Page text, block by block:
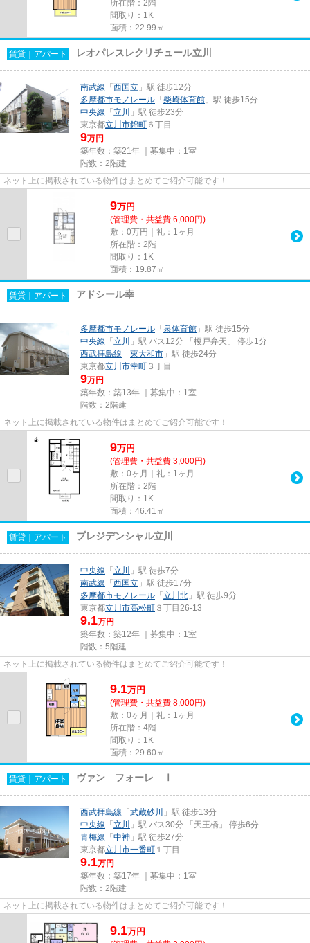
所在階：2階
間取り：1K
面積：22.99㎡
賃貸｜アパート レオパレスレクリチュール立川
南武線 「西国立 」駅 徒歩12分
多摩都市モノレール 「柴崎体育館 」駅 徒歩15分
中央線 「立川
」駅 徒歩23分
東京都立川市錦町 ６丁目
9万円
築年数：築21年 ｜募集中： 1室
階数：2階建
ネット上に掲載されている物件はまとめてご紹介可能です！
9万円
(管理費・共益費 6,000円)
敷：0万円｜礼：1ヶ月
所在階：2階
間取り：1K
面積：19.87㎡
賃貸｜アパート アドシール幸
多摩都市モノレール 「泉体育館 」駅 徒歩15分
中央線 「立川
」駅 バス12分 「榎戸弁天」 停歩1分
西武拝島線 「東大和市 」駅 徒歩24分
東京都立川市幸町 ３丁目
9万円
築年数：築13年 ｜募集中： 1室
階数：2階建
ネット上に掲載されている物件はまとめてご紹介可能です！
9万円
(管理費・共益費 3,000円)
敷：0ヶ月｜礼：1ヶ月
所在階：2階
間取り：1K
面積：46.41㎡
賃貸｜アパート プレジデンシャル立川
中央線 「立川
」駅 徒歩7分
南武線 「西国立 」駅 徒歩17分
多摩都市モノレール 「立川北 」駅 徒歩9分
東京都立川市高松町 ３丁目26-13
9.1万円
築年数：築12年 ｜募集中： 1室
階数：5階建
ネット上に掲載されている物件はまとめてご紹介可能です！
9.1万円
(管理費・共益費 8,000円)
敷：0ヶ月｜礼：1ヶ月
所在階：4階
間取り：1K
面積：29.60㎡
賃貸｜アパート ヴァン フォーレ Ⅰ
西武拝島線 「武蔵砂川
」駅 徒歩13分
中央線 「立川
」駅 バス30分 「天王橋」 停歩6分
青梅線 「中神 」駅 徒歩27分
東京都立川市一番町 １丁目
9.1万円
築年数：築17年 ｜募集中： 1室
階数：2階建
ネット上に掲載されている物件はまとめてご紹介可能です！
9.1万円